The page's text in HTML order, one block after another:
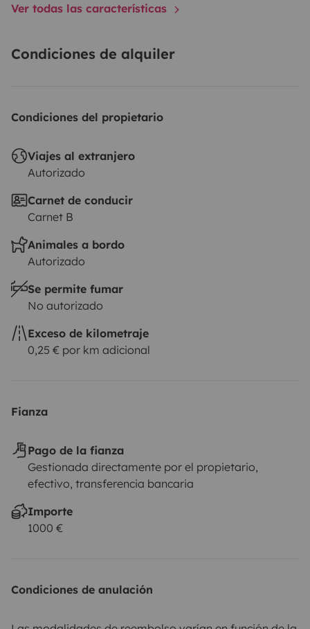
Ver todas las características
Condiciones de alquiler
Condiciones del propietario
Viajes al extranjero
Autorizado
Carnet de conducir
Carnet B
Animales a bordo
Autorizado
Se permite fumar
No autorizado
Exceso de kilometraje
0,25 € por km adicional
Fianza
Pago de la fianza
Gestionada directamente por el propietario,
efectivo, transferencia bancaria
Importe
1000 €
Condiciones de anulación